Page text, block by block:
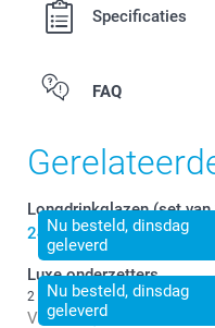
Specificaties
FAQ
Nu besteld, dinsdag
geleverd
Longdrinkglazen (set van
24,99
Nu besteld, dinsdag
geleverd
Luxe onderzetters
2 varianten
Vanaf 24,99